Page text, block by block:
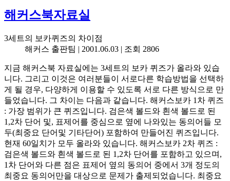
해커스북자료실
3세트의 보카퀴즈의 차이점
해커스 출판팀 | 2001.06.03 | 조회 2806
지금 해커스북 자료실에는 3세트의 보카 퀴즈가 올라와 있습
니다. 그리고 이것은 여러분들이 서로다른 학습방법을 선택하
게 될 경우, 다양하게 이용할 수 있도록 서로 다른 방식으로 만
들었습니다. 그 차이는 다음과 같습니다. 해커스보카 1차 퀴즈
: 가장 범위가 큰 퀴즈입니다. 검은색 볼드와 흰색 볼드로 된
1,2차 단어 및, 표제어를 중심으로 옆에 나와있는 동의어들 모
두(최중요 단어및 기타단어) 포함하여 만들어진 퀴즈입니다.
현재 60일치가 모두 올라와 있습니다. 해커스보카 2차 퀴즈 :
검은색 볼드와 흰색 볼드로 된 1,2차 단어를 포함하고 있으며,
1차 단어와 다른 점은 표제어 옆의 동의어 중에서 3개 정도의
최중요 동의어만을 대상으로 문제가 출제되었습니다. 최중요